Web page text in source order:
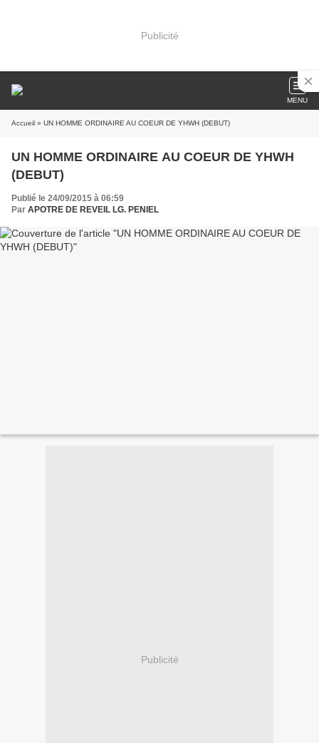
Publicité
MENU
Accueil » UN HOMME ORDINAIRE AU COEUR DE YHWH (DEBUT)
UN HOMME ORDINAIRE AU COEUR DE YHWH
(DEBUT)
Publié le 24/09/2015 à 06:59
Par APOTRE DE REVEIL LG. PENIEL
Publicité